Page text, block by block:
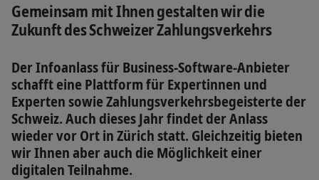
Gemeinsam mit Ihnen gestalten wir die
Zukunft des Schweizer Zahlungsverkehrs
Der Infoanlass für Business-Software-Anbieter
schafft eine Plattform für Expertinnen und
Experten sowie Zahlungsverkehrsbegeisterte der
Schweiz. Auch dieses Jahr findet der Anlass
wieder vor Ort in Zürich statt. Gleichzeitig bieten
wir Ihnen aber auch die Möglichkeit einer
digitalen Teilnahme.